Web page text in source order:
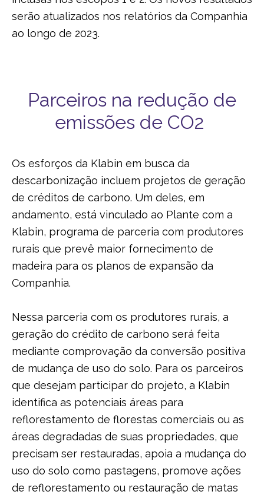
serão atualizados nos relatórios da Companhia
ao longo de 2023.
Parceiros na redução de
emissões de CO2
Os esforços da Klabin em busca da
descarbonização incluem projetos de geração
de créditos de carbono. Um deles, em
andamento, está vinculado ao Plante com a
Klabin, programa de parceria com produtores
rurais que prevê maior fornecimento de
madeira para os planos de expansão da
Companhia.
Nessa parceria com os produtores rurais, a
geração do crédito de carbono será feita
mediante comprovação da conversão positiva
de mudança de uso do solo. Para os parceiros
que desejam participar do projeto, a Klabin
identifica as potenciais áreas para
reflorestamento de florestas comerciais ou as
áreas degradadas de suas propriedades, que
precisam ser restauradas, apoia a mudança do
uso do solo como pastagens, promove ações
de reflorestamento ou restauração de matas